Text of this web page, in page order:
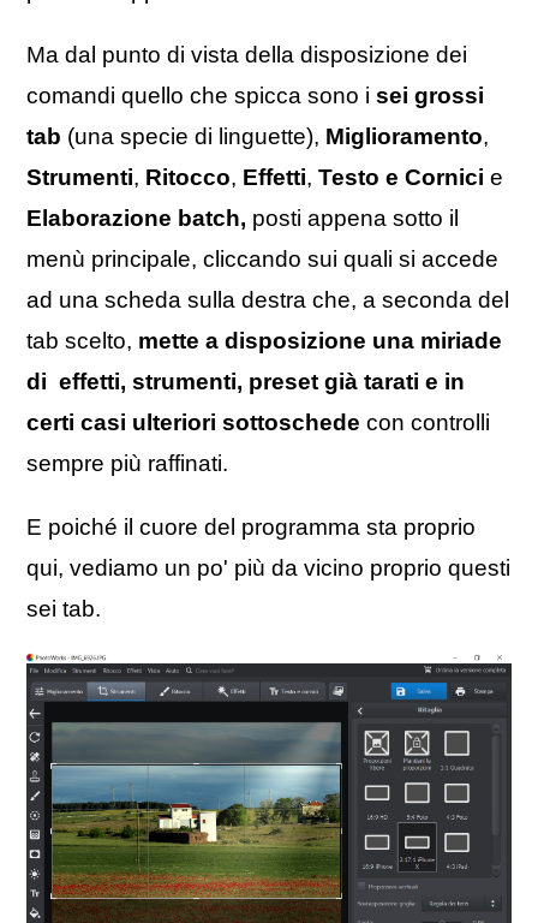
Ma dal punto di vista della disposizione dei
comandi quello che spicca sono i sei grossi
tab (una specie di linguette), Miglioramento,
Strumenti, Ritocco, Effetti, Testo e Cornici e
Elaborazione batch, posti appena sotto il
menù principale, cliccando sui quali si accede
ad una scheda sulla destra che, a seconda del
tab scelto, mette a disposizione una miriade
di effetti, strumenti, preset già tarati e in
certi casi ulteriori sottoschede con controlli
sempre più raffinati.
E poiché il cuore del programma sta proprio
qui, vediamo un po' più da vicino proprio questi
sei tab.